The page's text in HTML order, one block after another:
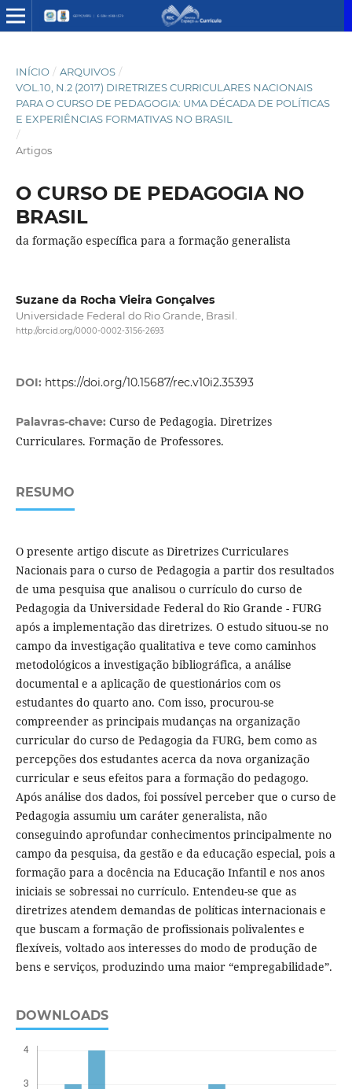
INÍCIO / ARQUIVOS /
VOL.10, N.2 (2017) DIRETRIZES CURRICULARES NACIONAIS
PARA O CURSO DE PEDAGOGIA: UMA DÉCADA DE POLÍTICAS
E EXPERIÊNCIAS FORMATIVAS NO BRASIL
/
Artigos
O CURSO DE PEDAGOGIA NO
BRASIL
da formação específica para a formação generalista
Suzane da Rocha Vieira Gonçalves
Universidade Federal do Rio Grande, Brasil.
http://orcid.org/0000-0002-3156-2693
DOI: https://doi.org/10.15687/rec.v10i2.35393
Palavras-chave: Curso de Pedagogia. Diretrizes
Curriculares. Formação de Professores.
RESUMO
O presente artigo discute as Diretrizes Curriculares
Nacionais para o curso de Pedagogia a partir dos resultados
de uma pesquisa que analisou o currículo do curso de
Pedagogia da Universidade Federal do Rio Grande - FURG
após a implementação das diretrizes. O estudo situou-se no
campo da investigação qualitativa e teve como caminhos
metodológicos a investigação bibliográfica, a análise
documental e a aplicação de questionários com os
estudantes do quarto ano. Com isso, procurou-se
compreender as principais mudanças na organização
curricular do curso de Pedagogia da FURG, bem como as
percepções dos estudantes acerca da nova organização
curricular e seus efeitos para a formação do pedagogo.
Após análise dos dados, foi possível perceber que o curso de
Pedagogia assumiu um caráter generalista, não
conseguindo aprofundar conhecimentos principalmente no
campo da pesquisa, da gestão e da educação especial, pois a
formação para a docência na Educação Infantil e nos anos
iniciais se sobressai no currículo. Entendeu-se que as
diretrizes atendem demandas de políticas internacionais e
que buscam a formação de profissionais polivalentes e
flexíveis, voltado aos interesses do modo de produção de
bens e serviços, produzindo uma maior “empregabilidade”.
DOWNLOADS